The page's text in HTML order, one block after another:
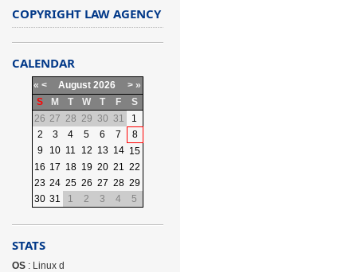
COPYRIGHT LAW AGENCY
CALENDAR
« < August 2026 > »
S
M T W T F
S
26 27 28 29 30 31
1
2
3 4 5 6 7
8
9
10 11 12 13 14 15
16 17 18 19 20 21 22
23 24 25 26 27 28 29
30 31 1 2 3 4 5
STATS
OS: Linux d